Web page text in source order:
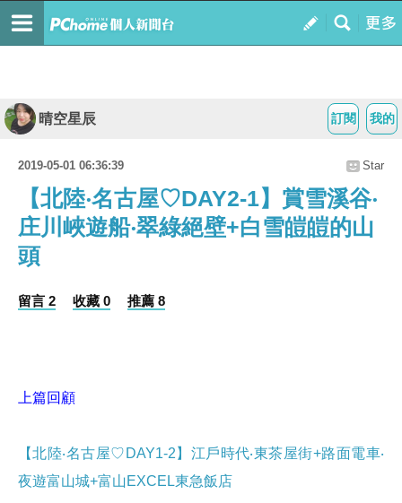
我的
訂閱
晴空星辰
2019-05-01 06:36:39 Star
【北陸‧名古屋♡DAY2-1】賞雪溪谷‧
庄川峽遊船‧翠綠絕壁+白雪皚皚的山
頭
留言 2 收藏 0 推薦 8
上篇回顧
【北陸‧名古屋♡DAY1-2】江戶時代‧東茶屋街+路面電車‧
夜遊富山城+富山EXCEL東急飯店